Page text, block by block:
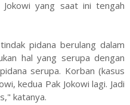
yang saat ini tengah
pidana berulang dalam
hal yang serupa dengan
serupa. Korban (kasus
kedua Pak Jokowi lagi. Jadi
katanya.